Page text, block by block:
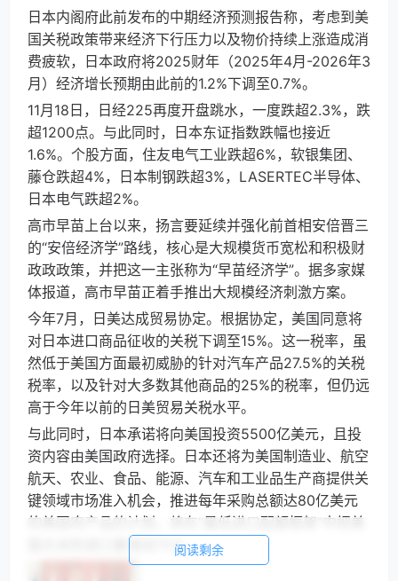
日本内阁府此前发布的中期经济预测报告称，考虑到美
国关税政策带来经济下行压力以及物价持续上涨造成消
费疲软，日本政府将2025财年（2025年4月-2026年3
月）经济增长预期由此前的1.2%下调至0.7%。
11月18日，日经225再度开盘跳水，一度跌超2.3%，跌
超1200点。与此同时，日本东证指数跌幅也接近
1.6%。个股方面，住友电气工业跌超6%，软银集团、
藤仓跌超4%，日本制钢跌超3%，LASERTEC半导体、
日本电气跌超2%。
高市早苗上台以来，扬言要延续并强化前首相安倍晋三
的“安倍经济学”路线，核心是大规模货币宽松和积极财
政政政策，并把这一主张称为“早苗经济学”。据多家媒
体报道，高市早苗正着手推出大规模经济刺激方案。
今年7月，日美达成贸易协定。根据协定，美国同意将
对日本进口商品征收的关税下调至15%。这一税率，虽
然低于美国方面最初威胁的针对汽车产品27.5%的关税
税率，以及针对大多数其他商品的25%的税率，但仍远
高于今年以前的日美贸易关税水平。
与此同时，日本承诺将向美国投资5500亿美元，且投
资内容由美国政府选择。日本还将为美国制造业、航空
航天、农业、食品、能源、汽车和工业品生产商提供关
键领域市场准入机会，推进每年采购总额达80亿美元
的美国农产品的计划，将在“最低进口配额框架”中把美
国大米的进口量增加75%。阅读剩余